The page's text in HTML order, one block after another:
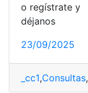
o regístrate y
déjanos
23/09/2025
_cc1,Consultas,